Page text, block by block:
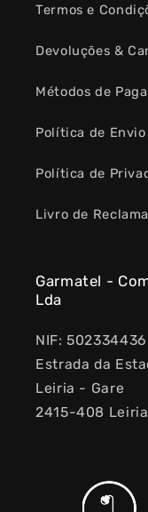
Termos e
Devoluções &
Métodos de
Política de Envio
Política de
Livro de
Garmatel -
Lda
NIF: 502334436
Estrada da
Leiria - Gare
2415-408 Leiria